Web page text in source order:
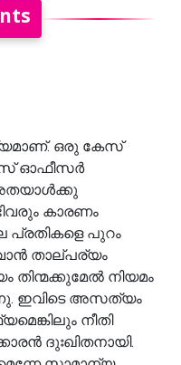
ഒരു കേസ്
ഓഫീസർ
കാരണം
പുറം
താല്പര്യം
തിന്മക്കുമേൽ നിയമം
ഇവിടെ അസത്യം
നീതി
ദുഃഖിതനായി.